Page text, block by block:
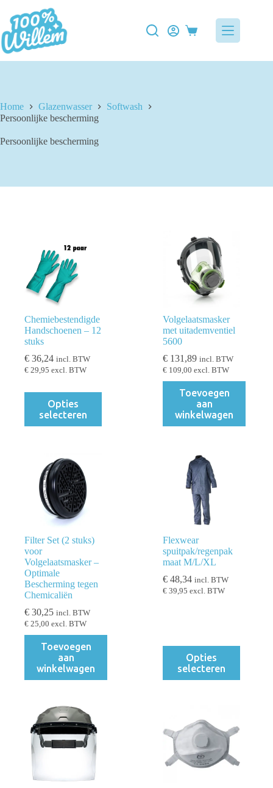
naar
inhoud
Winkelwagen
Home Glazenwasser
Softwash
Persoonlijke bescherming
Persoonlijke bescherming
Chemiebestendigde
Handschoenen – 12
stuks
€ 36,24 incl. BTW
€ 29,95 excl. BTW
Opties
selecteren
product
heeft
meerdere
gekozen
worden
productpagina
Volgelaatsmasker
met uitademventiel
5600
€ 131,89 incl. BTW
€ 109,00 excl. BTW
Toevoegen
aan
winkelwagen
Filter Set (2 stuks)
voor
Volgelaatsmasker –
Optimale
Bescherming tegen
Chemicaliën
€ 30,25 incl. BTW
€ 25,00 excl. BTW
Toevoegen
aan
winkelwagen
Flexwear
spuitpak/regenpak
maat M/L/XL
€ 48,34 incl. BTW
€ 39,95 excl. BTW
Opties
selecteren
product
heeft
meerdere
kan
gekozen
worden
op